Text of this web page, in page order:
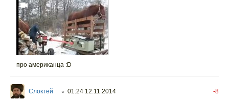
про американца :D
Слоктей ○ 01:24 12.11.2014
-8